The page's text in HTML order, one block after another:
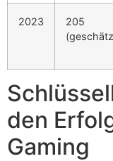
2023
205
den
Gaming